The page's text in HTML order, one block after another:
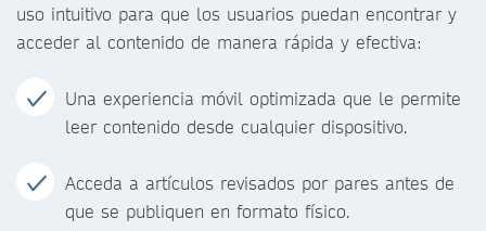
uso intuitivo para que los usuarios puedan encontrar y
acceder al contenido de manera rápida y efectiva:
Una experiencia móvil optimizada que le permite
leer contenido desde cualquier dispositivo.
Acceda a artículos revisados por pares antes de
que se publiquen en formato físico.